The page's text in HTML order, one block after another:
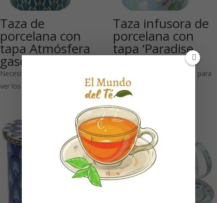
Taza de
porcelana con
tapa Atmósfera
gasolina 350 ml
Necesitas estar registrado para
ver los precios
Taza infusora de
porcelana con
tapa ‘Paradise
300 ml
Necesitas estar registrado para
ver los precios